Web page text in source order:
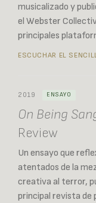
musicalizado y
el Webster
principales
ESCUCHAR EL
2019 ENSAYO
On Being
Review
Un ensayo que
atentados de la
creativa al terror,
principal revista de